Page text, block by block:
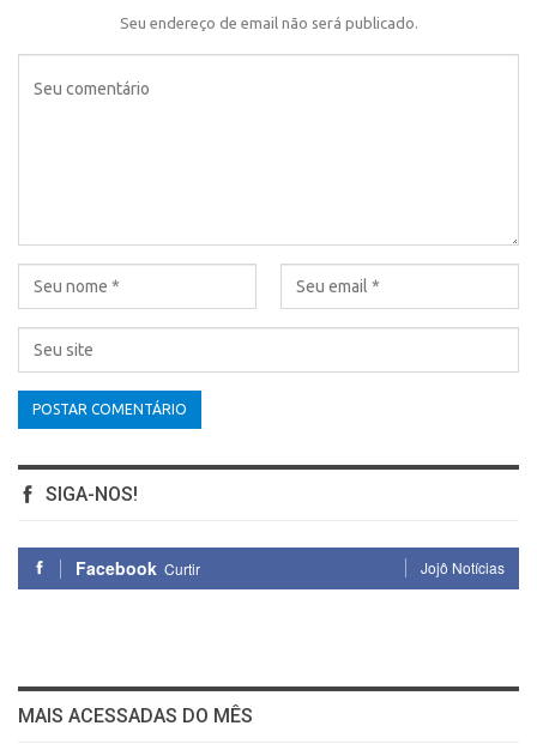
Seu endereço de email não será publicado.
SIGA-NOS!
Facebook Curtir Jojô Notícias
MAIS ACESSADAS DO MÊS